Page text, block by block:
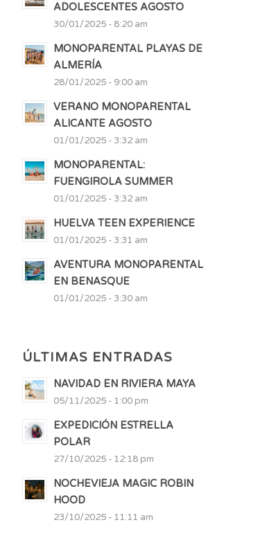
ADOLESCENTES AGOSTO
30/01/2025 - 8:20 am
MONOPARENTAL PLAYAS DE
ALMERÍA
28/01/2025 - 9:00 am
VERANO MONOPARENTAL
ALICANTE AGOSTO
01/01/2025 - 3:32 am
MONOPARENTAL:
FUENGIROLA SUMMER
01/01/2025 - 3:32 am
HUELVA TEEN EXPERIENCE
01/01/2025 - 3:31 am
AVENTURA MONOPARENTAL
EN BENASQUE
01/01/2025 - 3:30 am
ÚLTIMAS ENTRADAS
NAVIDAD EN RIVIERA MAYA
05/11/2025 - 1:00 pm
EXPEDICIÓN ESTRELLA
POLAR
27/10/2025 - 12:18 pm
NOCHEVIEJA MAGIC ROBIN
HOOD
23/10/2025 - 11:11 am